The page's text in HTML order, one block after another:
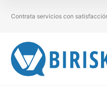
Contrata servicios con